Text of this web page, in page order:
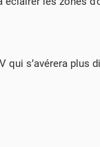
qui s’avérera plus